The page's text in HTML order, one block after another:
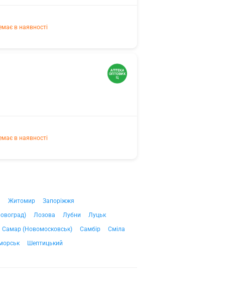
в наявності
в наявності
Житомир
Запоріжжя
Лозова Лубни
Луцьк
Самар (Новомосковськ)
Самбір
Сміла
Шептицький